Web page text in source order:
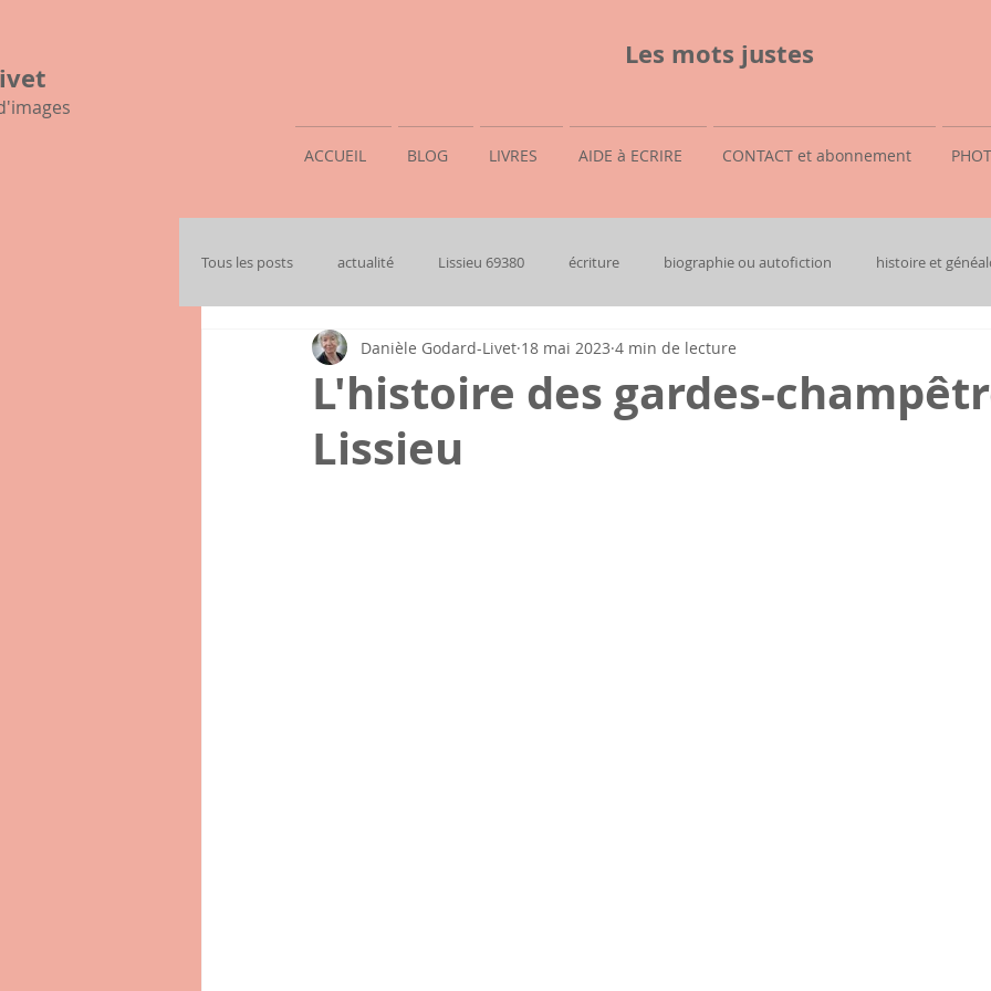
Les mots justes
ACCUEIL BLOG LIVRES AIDE à ECRIRE CONTACT et abonnement
Tous les posts actualité Lissieu 69380 écriture biographie ou autofiction histoire et
mon histoire familiale
L'histoire des gardes-
Lissieu
Danièle Godard-Livet 18 mai 2023 4 min de lecture